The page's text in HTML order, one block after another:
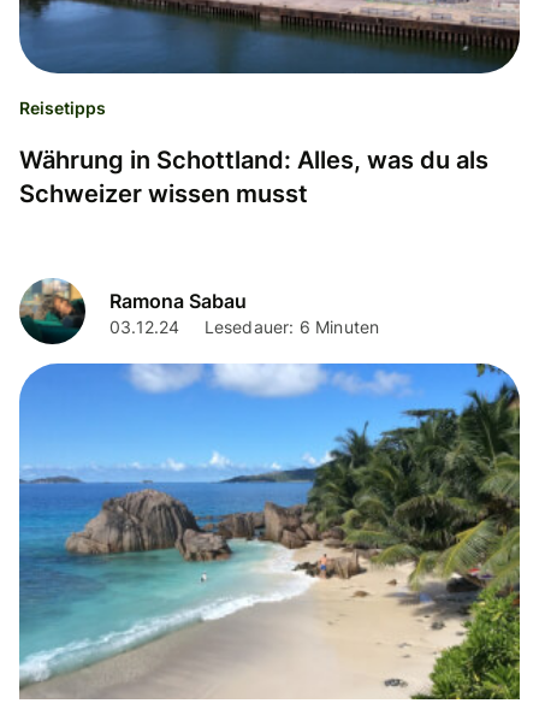
Reisetipps
Währung in Schottland: Alles, was du als
Schweizer wissen musst
Ramona Sabau
03.12.24 Lesedauer: 6 Minuten